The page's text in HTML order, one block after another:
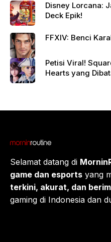
Disney Lorcana:
Deck Epik!
FFXIV:
Petisi Viral!
Hearts yang
Selamat datang di
game dan esports yang
terkini, akurat, dan
gaming di Indonesia dan